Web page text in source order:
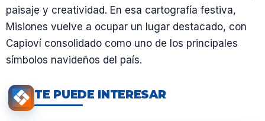
paisaje y creatividad. En esa cartografía festiva,
Misiones vuelve a ocupar un lugar destacado, con
Capioví consolidado como uno de los principales
símbolos navideños del país.
TE PUEDE INTERESAR